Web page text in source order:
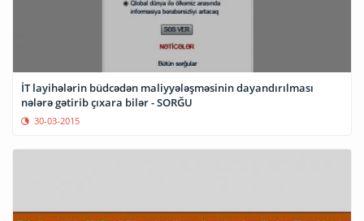
İT layihələrin büdcədən maliyyələşməsinin dayandırılması
nələrə gətirib çıxara bilər - SORĞU
30-03-2015